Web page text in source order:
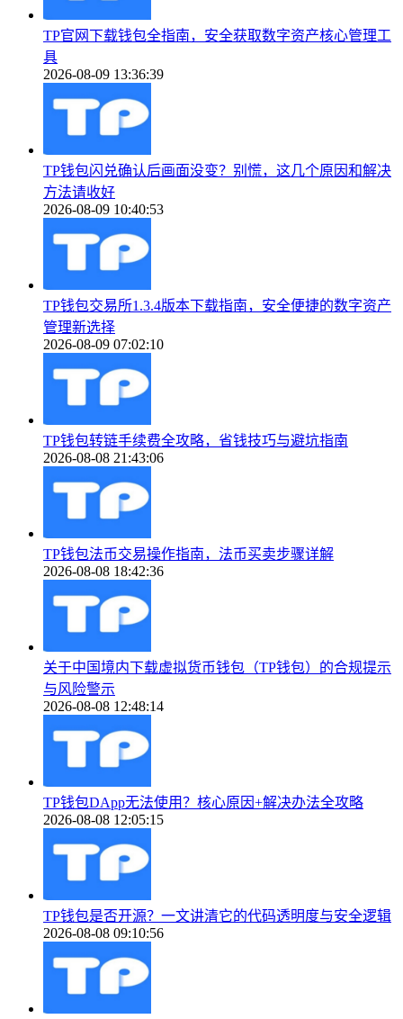
TP官网下载钱包全指南，安全获取数字资产核心管理工
具
2026-08-09 13:36:39
TP钱包闪兑确认后画面没变？别慌，这几个原因和解决
方法请收好
2026-08-09 10:40:53
TP钱包交易所1.3.4版本下载指南，安全便捷的数字资产
管理新选择
2026-08-09 07:02:10
TP钱包转链手续费全攻略，省钱技巧与避坑指南
2026-08-08 21:43:06
TP钱包法币交易操作指南，法币买卖步骤详解
2026-08-08 18:42:36
关于中国境内下载虚拟货币钱包（TP钱包）的合规提示
与风险警示
2026-08-08 12:48:14
TP钱包DApp无法使用？核心原因+解决办法全攻略
2026-08-08 12:05:15
TP钱包是否开源？一文讲清它的代码透明度与安全逻辑
2026-08-08 09:10:56